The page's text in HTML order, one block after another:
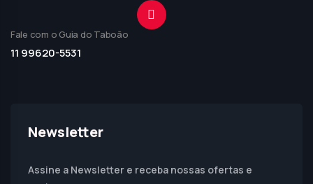
Fale com o Guia do Taboão
11 99620-5531
Newsletter
Assine a Newsletter e receba nossas ofertas e